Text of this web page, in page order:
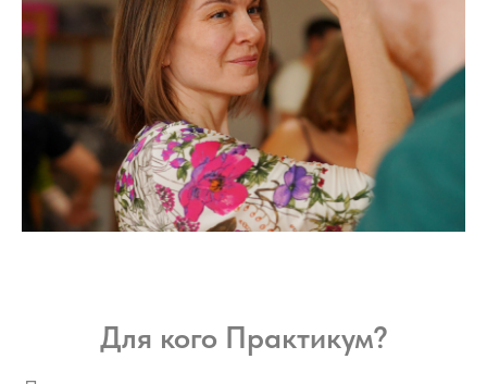
Для кого Практикум?